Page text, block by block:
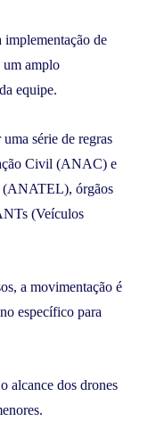
implementação de
amplo
equipe.
série de regras
Civil (ANAC) e
(ANATEL), órgãos
(Veículos
a movimentação é
específico para
o alcance dos drones